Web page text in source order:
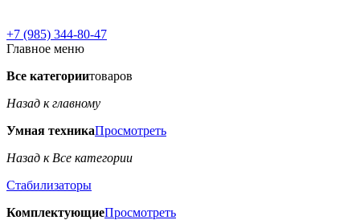
+7 (985) 344-80-47
Главное меню
Все категориитоваров
Назад к главному
Умная техникаПросмотреть
Назад к Все категории
Стабилизаторы
КомплектующиеПросмотреть